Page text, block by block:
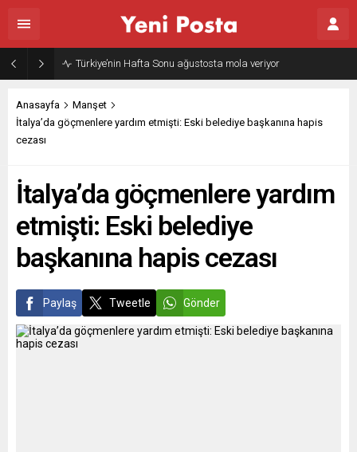
Türkiye’nin Hafta Sonu ağustosta mola veriyor
Anasayfa
Manşet
İtalya’da göçmenlere yardım etmişti: Eski belediye başkanına hapis
cezası
İtalya’da göçmenlere yardım
etmişti: Eski belediye
başkanına hapis cezası
Paylaş Tweetle Gönder